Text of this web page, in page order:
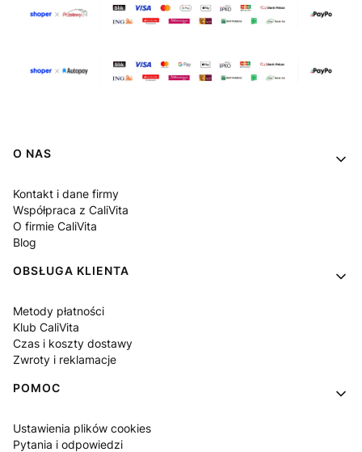
Linki w stopce
O NAS
Kontakt i dane firmy
Współpraca z CaliVita
O firmie CaliVita
Blog
OBSŁUGA KLIENTA
Metody płatności
Klub CaliVita
Czas i koszty dostawy
Zwroty i reklamacje
POMOC
Ustawienia plików cookies
Pytania i odpowiedzi